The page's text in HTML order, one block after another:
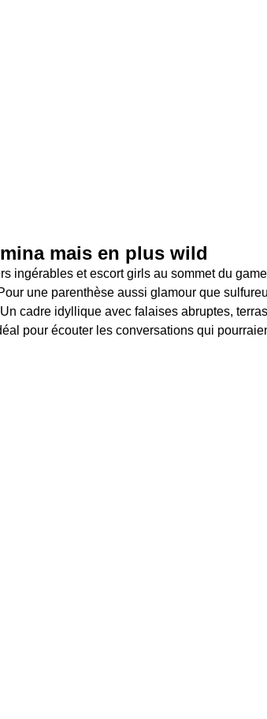
mais en plus wild
ingérables et escort girls au sommet du
une parenthèse aussi glamour que
cadre idyllique avec falaises abruptes,
pour écouter les conversations qui